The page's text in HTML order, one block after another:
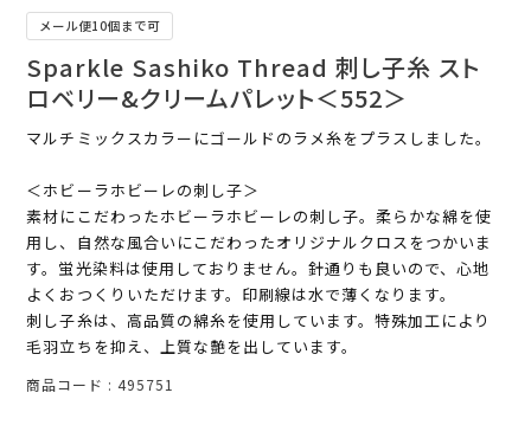
メール便10個まで可
Sparkle Sashiko Thread 刺し子糸 スト
ロベリー&クリームパレット＜552＞
マルチミックスカラーにゴールドのラメ糸をプラスしました。
＜ホビーラホビーレの刺し子＞
素材にこだわったホビーラホビーレの刺し子。柔らかな綿を使
用し、自然な風合いにこだわったオリジナルクロスをつかいま
す。蛍光染料は使用しておりません。針通りも良いので、心地
よくおつくりいただけます。印刷線は水で薄くなります。
刺し子糸は、高品質の綿糸を使用しています。特殊加工により
毛羽立ちを抑え、上質な艶を出しています。
商品コード 495751